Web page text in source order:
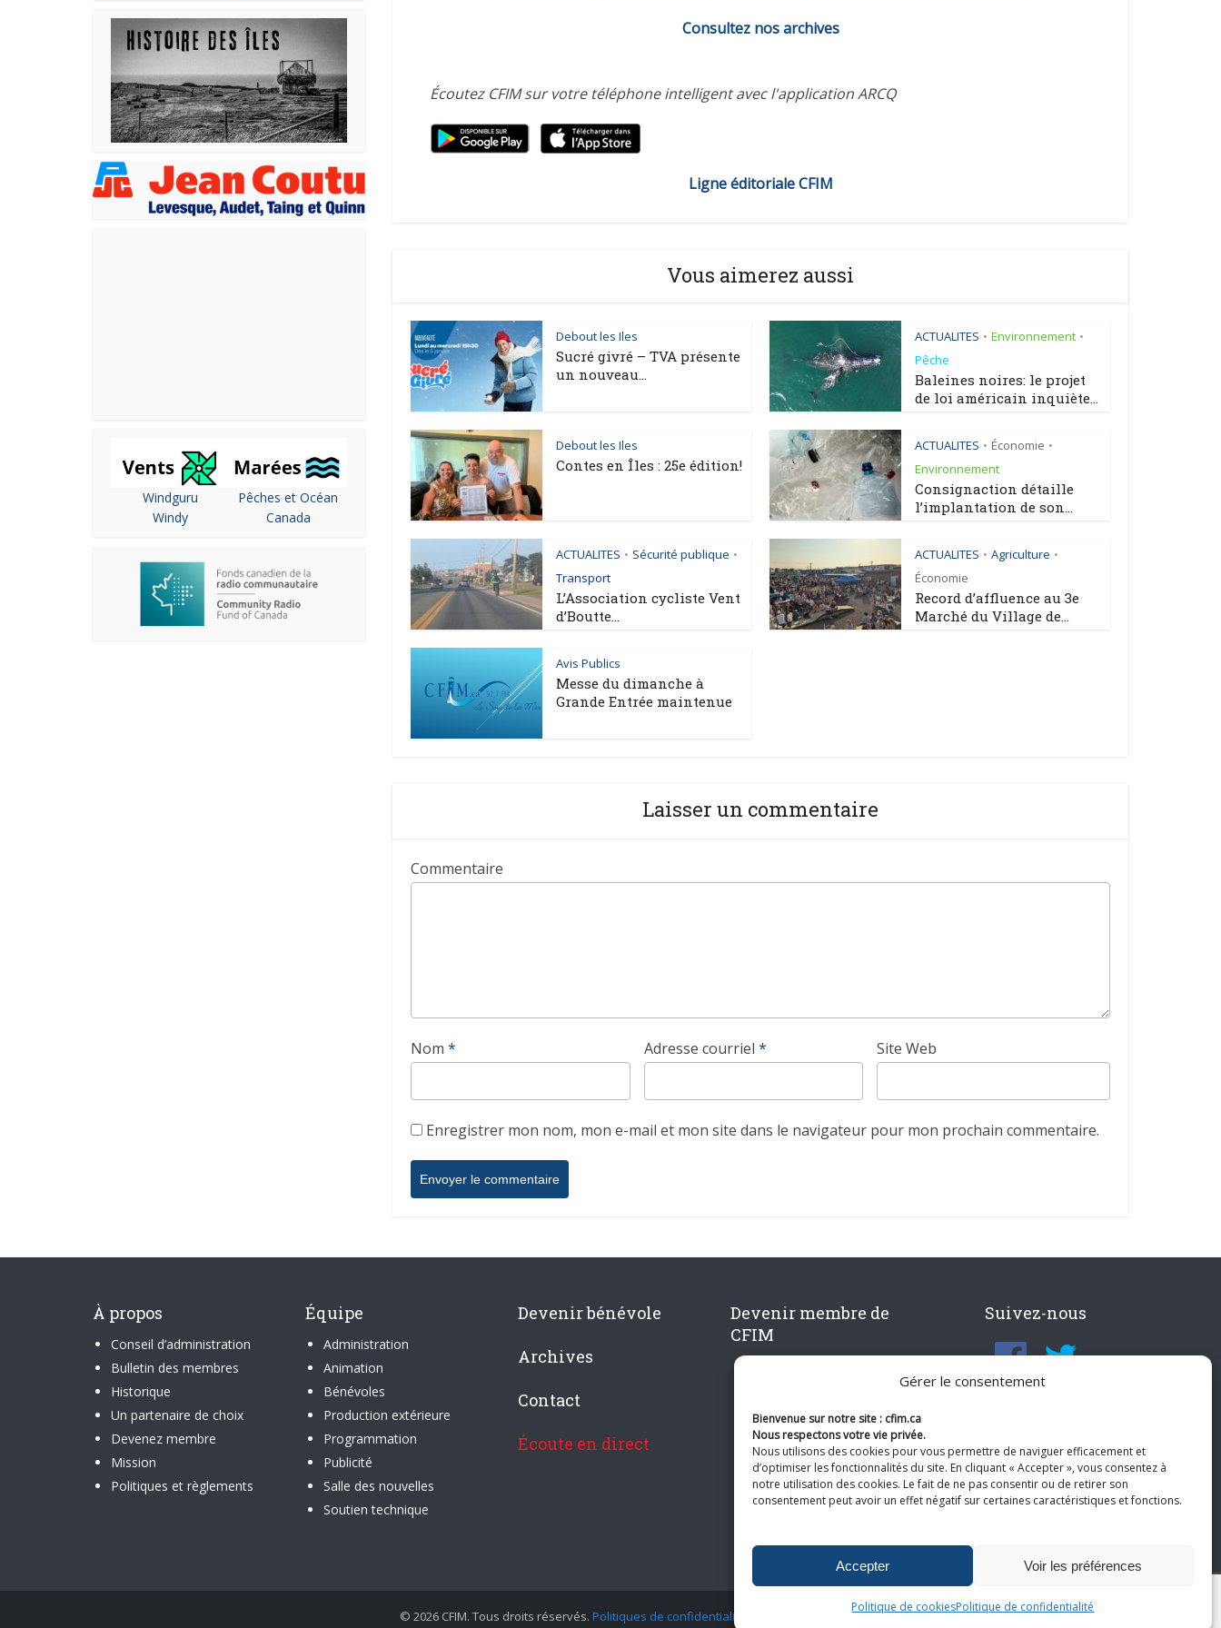
Gérer le consentement
Bienvenue sur notre site : cfim.ca
Nous respectons votre vie privée.
Nous utilisons des cookies pour vous permettre de naviguer efficacement et
d’optimiser les fonctionnalités du site. En cliquant « Accepter », vous consentez à
notre utilisation des cookies. Le fait de ne pas consentir ou de retirer son
consentement peut avoir un effet négatif sur certaines caractéristiques et fonctions.
Accepter Voir les préférences
Politique de cookiesPolitique de confidentialité
Windguru
Windy
Pêches et Océan
Canada
Consultez nos archives
Écoutez CFIM sur votre téléphone intelligent avec l'application ARCQ
Ligne éditoriale CFIM
Vous aimerez aussi
Debout les Iles
Sucré givré – TVA présente
un nouveau...
ACTUALITES • Environnement •
Pêche
Baleines noires: le projet
de loi américain inquiète...
Debout les Iles
Contes en Îles : 25e édition!
ACTUALITES • Économie •
Environnement
Consignaction détaille
l’implantation de son...
ACTUALITES • Sécurité publique •
Transport
L’Association cycliste Vent
d’Boutte...
ACTUALITES • Agriculture •
Économie
Record d’affluence au 3e
Marché du Village de...
Avis Publics
Messe du dimanche à
Grande Entrée maintenue
Laisser un commentaire
Commentaire
Nom * Adresse courriel * Site Web
Enregistrer mon nom, mon e-mail et mon site dans le navigateur pour mon prochain commentaire.
À propos
Conseil d’administration
Bulletin des membres
Historique
Un partenaire de choix
Devenez membre
Mission
Politiques et règlements
Équipe
Administration
Animation
Bénévoles
Production extérieure
Programmation
Publicité
Salle des nouvelles
Soutien technique
Devenir bénévole
Archives
Contact
Écoute en direct
Devenir membre de
CFIM
Suivez-nous
© 2026 CFIM. Tous droits réservés. Politiques de confidentialité